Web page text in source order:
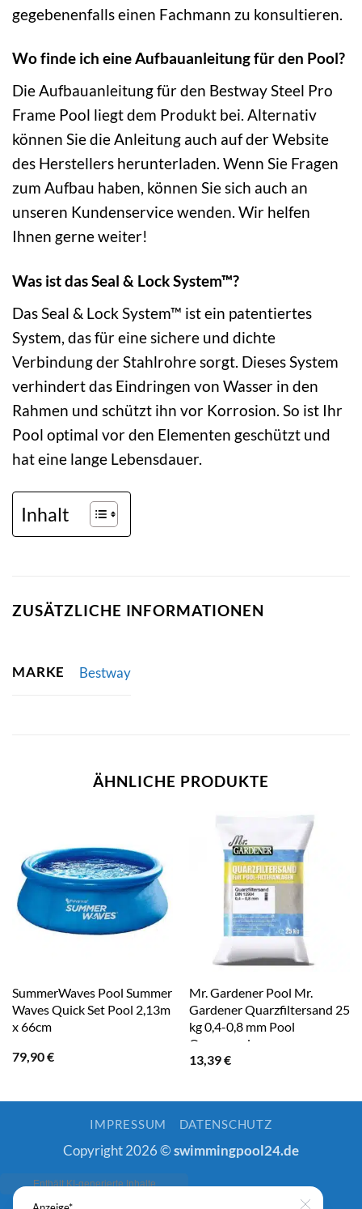
gegebenenfalls einen Fachmann zu konsultieren.
Wo finde ich eine Aufbauanleitung für den Pool?
Die Aufbauanleitung für den Bestway Steel Pro
Frame Pool liegt dem Produkt bei. Alternativ
können Sie die Anleitung auch auf der Website
des Herstellers herunterladen. Wenn Sie Fragen
zum Aufbau haben, können Sie sich auch an
unseren Kundenservice wenden. Wir helfen
Ihnen gerne weiter!
Was ist das Seal & Lock System™?
Das Seal & Lock System™ ist ein patentiertes
System, das für eine sichere und dichte
Verbindung der Stahlrohre sorgt. Dieses System
verhindert das Eindringen von Wasser in den
Rahmen und schützt ihn vor Korrosion. So ist Ihr
Pool optimal vor den Elementen geschützt und
hat eine lange Lebensdauer.
Inhalt
ZUSÄTZLICHE INFORMATIONEN
MARKE Bestway
ÄHNLICHE PRODUKTE
SummerWaves Pool Summer
Waves Quick Set Pool 2,13m
x 66cm
79,90€
Mr. Gardener Pool Mr.
Gardener Quarzfiltersand 25
kg 0,4-0,8 mm Pool
Quarzsand
13,39€
IMPRESSUM DATENSCHUTZ
Copyright 2026 ©swimmingpool24.de